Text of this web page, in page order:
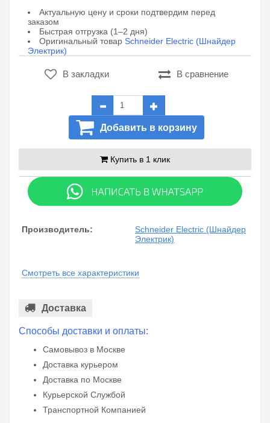
Актуальную цену и сроки подтвердим перед
заказом
Быстрая отгрузка (1–2 дня)
Оригинальный товар Schneider Electric (Шнайдер
Электрик)
В закладки В сравнение
Добавить в корзину
Купить в 1 клик
Производитель:
Schneider Electric (Шнайдер
Электрик)
Смотреть все характеристики
Доставка
Способы доставки и оплаты:
Самовывоз в Москве
Доставка курьером
Доставка по Москве
Курьерской Службой
Транспортной Компанией